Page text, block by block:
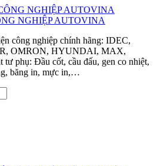
NGHIỆP AUTOVINA
công nghiệp chính hãng: IDEC,
OMRON, HYUNDAI, MAX,
phụ: Đầu cốt, cầu đấu, gen co nhiệt,
băng in, mực in,…